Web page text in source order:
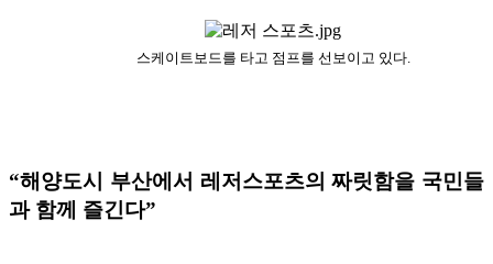
스케이트보드를 타고 점프를 선보이고 있다.
“해양도시 부산에서 레저스포츠의 짜릿함을 국민들
과 함께 즐긴다”